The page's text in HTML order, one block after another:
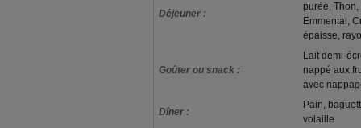
Déjeuner :
purée,
Emmental,
épaisse,
Goûter ou snack :
Lait demi-
nappé aux
avec
Dîner :
Pain,
volaille